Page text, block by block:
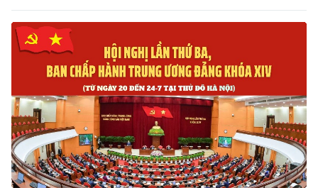
Bí thư dự và chỉ đạo Phiên họp. Dự còn có đồng chí Lê
Hoài Trung - Ủy viên Bộ Chính trị, Bí thư Đảng ủy, Bộ
trưởng Bộ Ngoại giao; lãnh đạo các ban, bộ, ngành
Trung ương.